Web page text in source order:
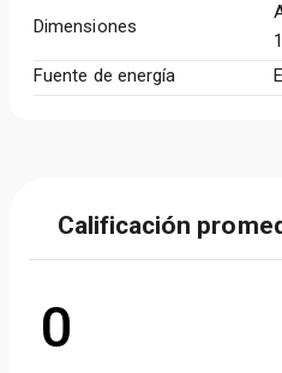
Dimensiones
Fuente de energía
Calificación
0